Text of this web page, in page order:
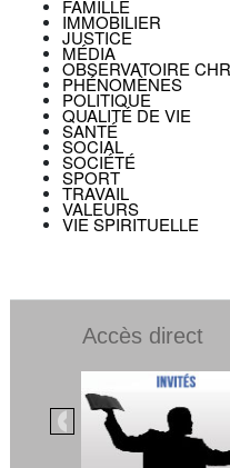
FAMILLE
IMMOBILIER
JUSTICE
MÉDIA
OBSERVATOIRE
PHÉNOMÈNES
POLITIQUE
QUALITÉ DE VIE
SANTÉ
SOCIAL
SOCIÉTÉ
SPORT
TRAVAIL
VALEURS
VIE SPIRITUELLE
Accès direct